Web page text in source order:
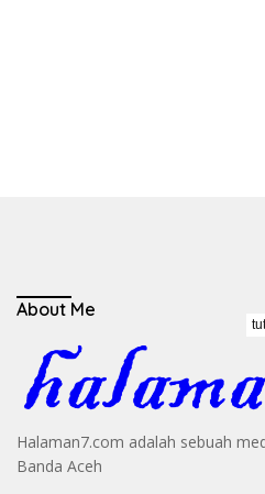
About Me
Halaman7.com adalah sebuah
Banda Aceh